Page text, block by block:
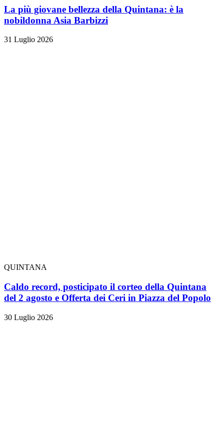
La più giovane bellezza della Quintana: è la
nobildonna Asia Barbizzi
31 Luglio 2026
QUINTANA
Caldo record, posticipato il corteo della Quintana
del 2 agosto e Offerta dei Ceri in Piazza del Popolo
30 Luglio 2026